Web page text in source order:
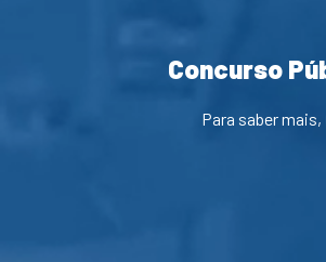
Concurso
Para saber mais,